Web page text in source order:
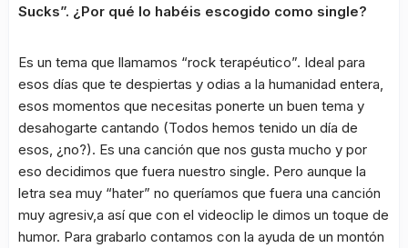
Sucks”. ¿Por qué lo habéis escogido como single?
Es un tema que llamamos “rock terapéutico”. Ideal para
esos días que te despiertas y odias a la humanidad entera,
esos momentos que necesitas ponerte un buen tema y
desahogarte cantando (Todos hemos tenido un día de
esos, ¿no?). Es una canción que nos gusta mucho y por
eso decidimos que fuera nuestro single. Pero aunque la
letra sea muy “hater” no queríamos que fuera una canción
muy agresiv,a así que con el videoclip le dimos un toque de
humor. Para grabarlo contamos con la ayuda de un montón